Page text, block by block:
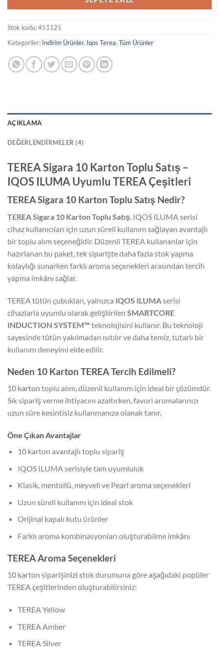
Stok kodu:451125
Kategoriler: İndirim Ürünler, Iqos Terea, Tüm Ürünler
AÇIKLAMA
DEĞERLENDIRMELER (4)
TEREA Sigara 10 Karton Toplu Satış –
IQOS ILUMA Uyumlu TEREA Çeşitleri
TEREA Sigara 10 Karton Toplu Satış Nedir?
TEREA Sigara 10 Karton Toplu Satış, IQOS ILUMA serisi
cihaz kullanıcıları için uzun süreli kullanım sağlayan avantajlı
bir toplu alım seçeneğidir. Düzenli TEREA kullananlar için
hazırlanan bu paket, tek siparişte daha fazla stok yapma
kolaylığı sunarken farklı aroma seçenekleri arasından tercih
yapma imkânı sağlar.
TEREA tütün çubukları, yalnızca IQOS ILUMAserisi
cihazlarla uyumlu olarak geliştirilen SMARTCORE
INDUCTION SYSTEM™ teknolojisini kullanır. Bu teknoloji
sayesinde tütün yakılmadan ısıtılır ve daha temiz, tutarlı bir
kullanım deneyimi elde edilir.
Neden 10 Karton TEREA Tercih Edilmeli?
10 karton toplu alım, düzenli kullanım için ideal bir çözümdür.
Sık sipariş verme ihtiyacını azaltırken, favori aromalarınızı
uzun süre kesintisiz kullanmanıza olanak tanır.
Öne Çıkan Avantajlar
10 karton avantajlı toplu sipariş
IQOS ILUMA serisiyle tam uyumluluk
Klasik, mentollü, meyveli ve Pearl aroma seçenekleri
Uzun süreli kullanım için ideal stok
Orijinal kapalı kutu ürünler
Farklı aroma kombinasyonları oluşturabilme imkânı
TEREA Aroma Seçenekleri
10 karton siparişinizi stok durumuna göre aşağıdaki popüler
TEREA çeşitlerinden oluşturabilirsiniz:
TEREA Yellow
TEREA Amber
TEREA Silver